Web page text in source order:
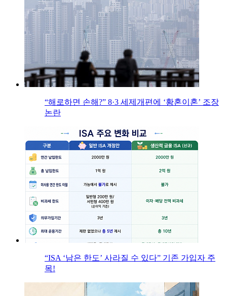
“해로하면 손해?” 8·3 세제개편에 ‘황혼이혼’ 조장
논란
“ISA ‘남은 한도’ 사라질 수 있다” 기존 가입자 주
목!